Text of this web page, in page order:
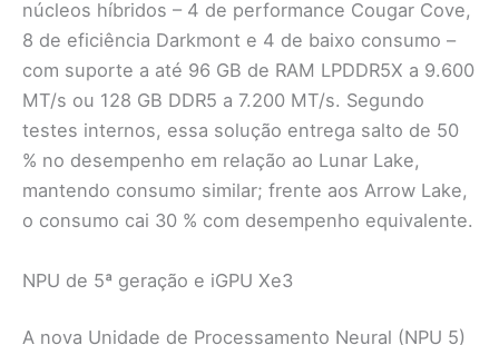
núcleos híbridos – 4 de performance Cougar Cove,
8 de eficiência Darkmont e 4 de baixo consumo –
com suporte a até 96 GB de RAM LPDDR5X a 9.600
MT/s ou 128 GB DDR5 a 7.200 MT/s. Segundo
testes internos, essa solução entrega salto de 50
% no desempenho em relação ao Lunar Lake,
mantendo consumo similar; frente aos Arrow Lake,
o consumo cai 30 % com desempenho equivalente.
NPU de 5ª geração e iGPU Xe3
A nova Unidade de Processamento Neural (NPU 5)